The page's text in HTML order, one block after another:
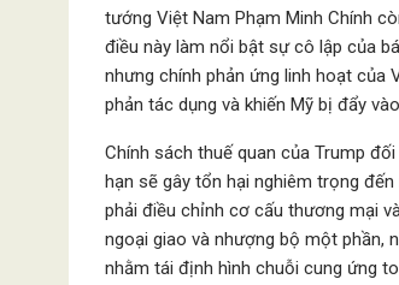
tướng Việt Nam Phạm Minh Chính
điều này làm nổi bật sự cô lập của
nhưng chính phản ứng linh hoạt của
phản tác dụng và khiến Mỹ bị đẩy
Chính sách thuế quan của Trump
hạn sẽ gây tổn hại nghiêm trọng
phải điều chỉnh cơ cấu thương mại
ngoại giao và nhượng bộ một phần,
nhằm tái định hình chuỗi cung ứng